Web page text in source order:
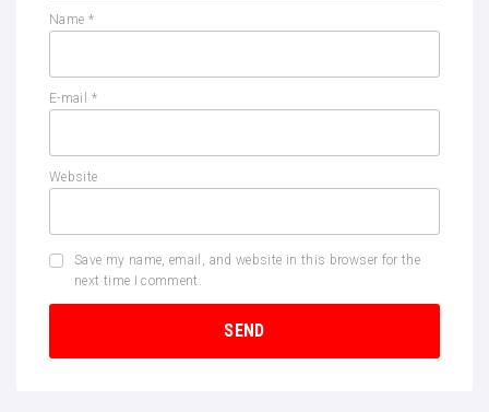
Name *
E-mail *
Website
Save my name, email, and website in this browser for the
next time I comment.